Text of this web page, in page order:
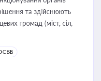
та здійснюють
громад (міст, сіл,